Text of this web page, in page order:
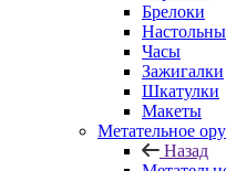
Брелоки
Часы
Зажигалки
Шкатулки
Макеты
Метательное
Назад